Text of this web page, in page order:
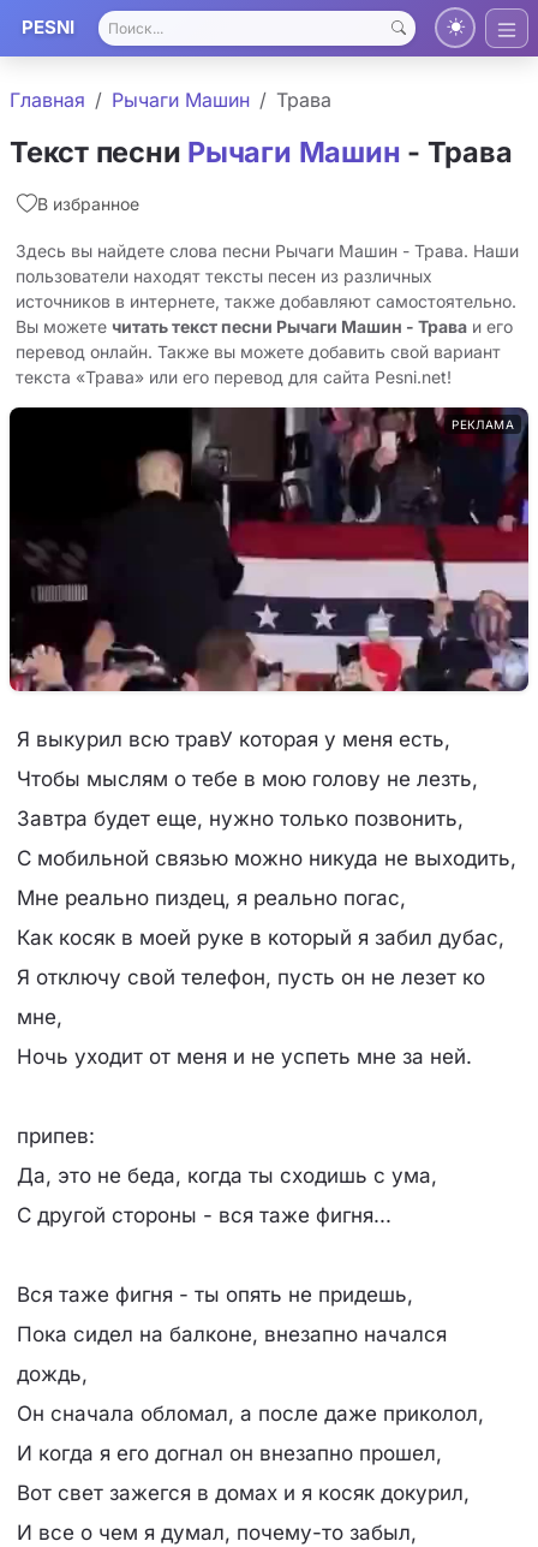
PESNI
Главная Рычаги Машин Трава
Текст песни Рычаги Машин - Трава
В избранное
Здесь вы найдете слова песни Рычаги Машин - Трава. Наши
пользователи находят тексты песен из различных
источников в интернете, также добавляют самостоятельно.
Вы можете читать текст песни Рычаги Машин - Трава и его
перевод онлайн. Также вы можете добавить свой вариант
текста «Трава» или его перевод для сайта Pesni.net!
РЕКЛАМА
Я выкурил всю травУ которая у меня есть,
Чтобы мыслям о тебе в мою голову не лезть,
Завтра будет еще, нужно только позвонить,
С мобильной связью можно никуда не выходить,
Мне реально пиздец, я реально погас,
Как косяк в моей руке в который я забил дубас,
Я отключу свой телефон, пусть он не лезет ко
мне,
Ночь уходит от меня и не успеть мне за ней.
припев:
Да, это не беда, когда ты сходишь с ума,
С другой стороны - вся таже фигня...
Вся таже фигня - ты опять не придешь,
Пока сидел на балконе, внезапно начался
дождь,
Он сначала обломал, а после даже приколол,
И когда я его догнал он внезапно прошел,
Вот свет зажегся в домах и я косяк докурил,
И все о чем я думал, почему-то забыл,